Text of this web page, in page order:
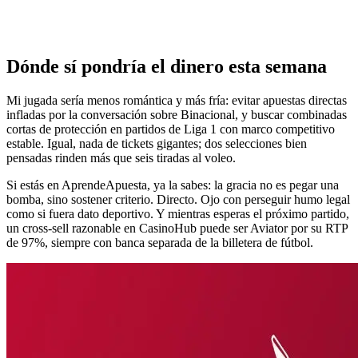
Dónde sí pondría el dinero esta semana
Mi jugada sería menos romántica y más fría: evitar apuestas directas
infladas por la conversación sobre Binacional, y buscar combinadas
cortas de protección en partidos de Liga 1 con marco competitivo
estable. Igual, nada de tickets gigantes; dos selecciones bien
pensadas rinden más que seis tiradas al voleo.
Si estás en AprendeApuesta, ya la sabes: la gracia no es pegar una
bomba, sino sostener criterio. Directo. Ojo con perseguir humo legal
como si fuera dato deportivo. Y mientras esperas el próximo partido,
un cross-sell razonable en CasinoHub puede ser Aviator por su RTP
de 97%, siempre con banca separada de la billetera de fútbol.